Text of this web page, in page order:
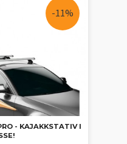
- KAJAKKSTATIV I
-11%